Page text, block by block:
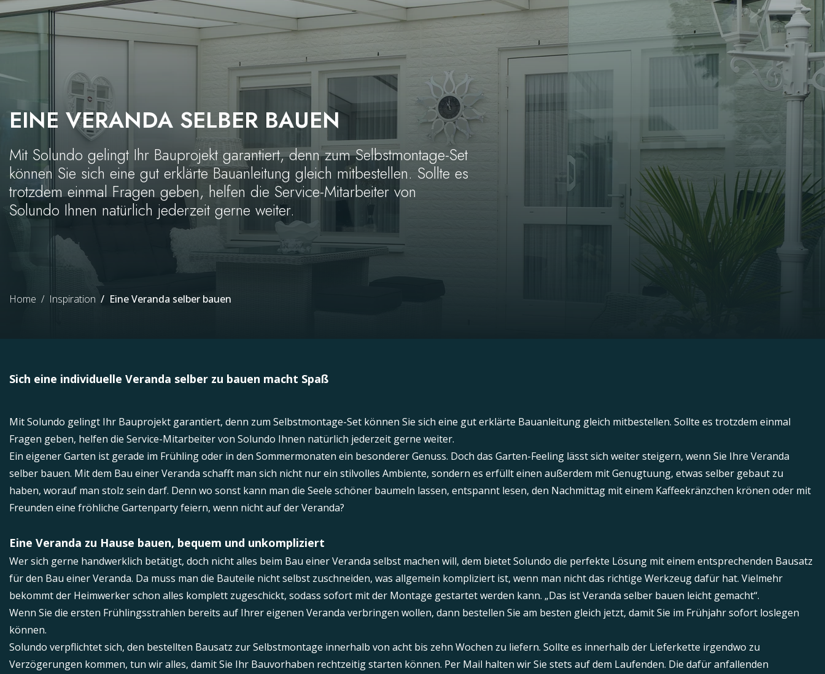
EINE VERANDA SELBER BAUEN
Mit Solundo gelingt Ihr Bauprojekt garantiert, denn zum Selbstmontage-Set
können Sie sich eine gut erklärte Bauanleitung gleich mitbestellen. Sollte es
trotzdem einmal Fragen geben, helfen die Service-Mitarbeiter von
Solundo Ihnen natürlich jederzeit gerne weiter.
Home Inspiration Eine Veranda selber bauen
Sich eine individuelle Veranda selber zu bauen macht Spaß
Mit Solundo gelingt Ihr Bauprojekt garantiert, denn zum Selbstmontage-Set können Sie sich eine gut erklärte Bauanleitung gleich mitbestellen. Sollte es trotzdem einmal
Fragen geben, helfen die Service-Mitarbeiter von Solundo Ihnen natürlich jederzeit gerne weiter.
Ein eigener Garten ist gerade im Frühling oder in den Sommermonaten ein besonderer Genuss. Doch das Garten-Feeling lässt sich weiter steigern, wenn Sie Ihre Veranda
selber bauen. Mit dem Bau einer Veranda schafft man sich nicht nur ein stilvolles Ambiente, sondern es erfüllt einen außerdem mit Genugtuung, etwas selber gebaut zu
haben, worauf man stolz sein darf. Denn wo sonst kann man die Seele schöner baumeln lassen, entspannt lesen, den Nachmittag mit einem Kaffeekränzchen krönen oder mit
Freunden eine fröhliche Gartenparty feiern, wenn nicht auf der Veranda?
Eine Veranda zu Hause bauen, bequem und unkompliziert
Wer sich gerne handwerklich betätigt, doch nicht alles beim Bau einer Veranda selbst machen will, dem bietet Solundo die perfekte Lösung mit einem entsprechenden Bausatz
für den Bau einer Veranda. Da muss man die Bauteile nicht selbst zuschneiden, was allgemein kompliziert ist, wenn man nicht das richtige Werkzeug dafür hat. Vielmehr
bekommt der Heimwerker schon alles komplett zugeschickt, sodass sofort mit der Montage gestartet werden kann. „Das ist Veranda selber bauen leicht gemacht“.
Wenn Sie die ersten Frühlingsstrahlen bereits auf Ihrer eigenen Veranda verbringen wollen, dann bestellen Sie am besten gleich jetzt, damit Sie im Frühjahr sofort loslegen
können.
Solundo verpflichtet sich, den bestellten Bausatz zur Selbstmontage innerhalb von acht bis zehn Wochen zu liefern. Sollte es innerhalb der Lieferkette irgendwo zu
Verzögerungen kommen, tun wir alles, damit Sie Ihr Bauvorhaben rechtzeitig starten können. Per Mail halten wir Sie stets auf dem Laufenden. Die dafür anfallenden